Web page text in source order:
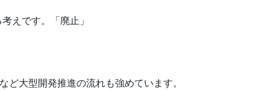
えです。「廃止」
大型開発推進の流れも強めています。